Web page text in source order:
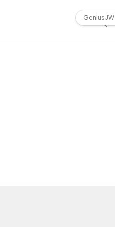
검
GeniusJW